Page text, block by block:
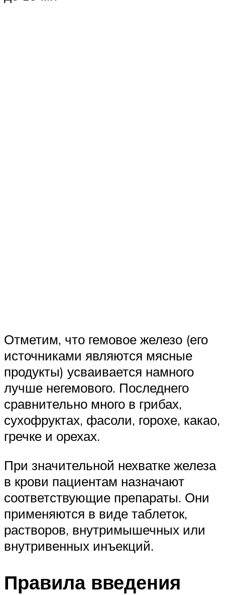
Отметим, что гемовое железо (его
источниками являются мясные
продукты) усваивается намного
лучше негемового. Последнего
сравнительно много в грибах,
сухофруктах, фасоли, горохе, какао,
гречке и орехах.
При значительной нехватке железа
в крови пациентам назначают
соответствующие препараты. Они
применяются в виде таблеток,
растворов, внутримышечных или
внутривенных инъекций.
Правила введения